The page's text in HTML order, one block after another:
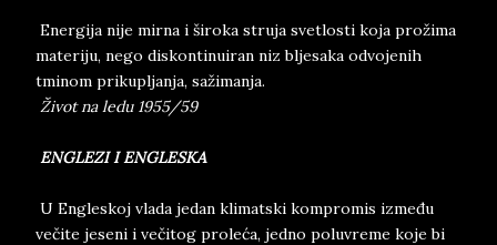
Energija nije mirna i široka struja svetlosti koja prožima
materiju, nego diskontinuiran niz bljesaka odvojenih
tminom prikupljanja, sažimanja.
Život na ledu 1955/59
ENGLEZI I ENGLESKA
U Engleskoj vlada jedan klimatski kompromis između
večite jeseni i večitog proleća, jedno poluvreme koje bi